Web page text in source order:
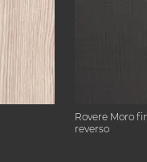
Rovere Moro
reverso